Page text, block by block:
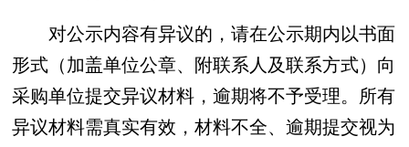
对公示内容有异议的，请在公示期内以书面
形式（加盖单位公章、附联系人及联系方式）向
采购单位提交异议材料，逾期将不予受理。所有
异议材料需真实有效，材料不全、逾期提交视为